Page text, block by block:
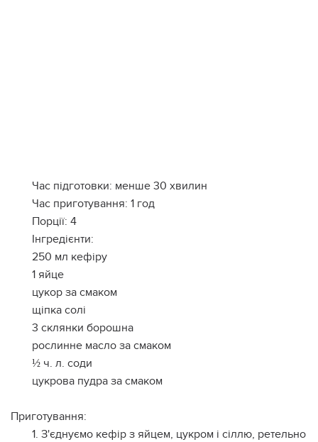
Час підготовки: менше 30 хвилин
Час приготування: 1 год
Порції: 4
Інгредієнти:
250 мл кефіру
1 яйце
цукор за смаком
щіпка солі
3 склянки борошна
рослинне масло за смаком
½ ч. л. соди
цукрова пудра за смаком
Приготування:
1. З'єднуємо кефір з яйцем, цукром і сіллю, ретельно